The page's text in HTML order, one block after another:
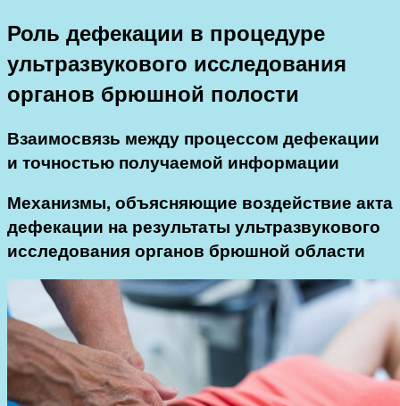
Роль дефекации в процедуре
ультразвукового исследования
органов брюшной полости
Взаимосвязь между процессом дефекации
и точностью получаемой информации
Механизмы, объясняющие воздействие акта
дефекации на результаты ультразвукового
исследования органов брюшной области